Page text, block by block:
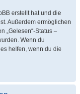
erstellt hat und die
Außerdem ermöglichen
„Gelesen“-Status –
Wenn du
helfen, wenn du die